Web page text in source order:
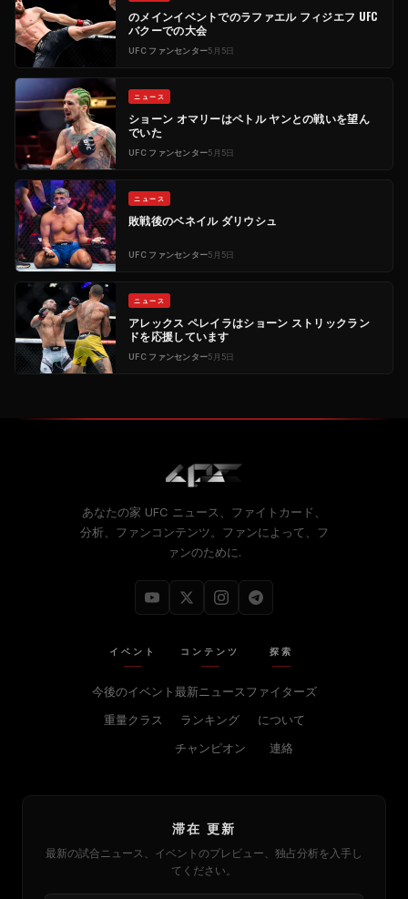
のメインイベントでのラファエル フィジエフ UFC
バクーでの大会
UFCファンセンター5月5日
ニュース
ショーン オマリーはペトル ヤンとの戦いを望ん
でいた
UFCファンセンター5月5日
ニュース
敗戦後のベネイル ダリウシュ
UFCファンセンター5月5日
ニュース
アレックス ペレイラはショーン ストリックラン
ドを応援しています
UFCファンセンター5月5日
あなたの家 UFC ニュース、ファイトカード、
分析、ファンコンテンツ。ファンによって、フ
ァンのために.
イベント
今後のイベント
重量クラス
コンテンツ
最新ニュース
ランキング
チャンピオン
探索
ファイターズ
について
連絡
滞在 更新
最新の試合ニュース、イベントのプレビュー、独占分析を入手し
てください。